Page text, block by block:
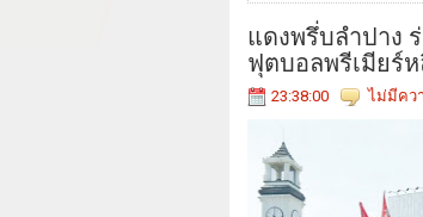
แดงพรึ่บลำปาง
ฟุตบอลพรีเมียร์ห
23:38:00 ไม่มีคว